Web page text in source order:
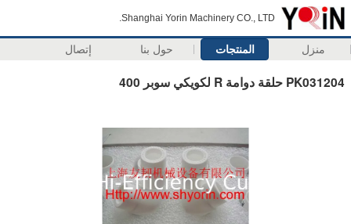
Shanghai Yorin Machinery CO., LTD.
منزل المنتجات حول بنا إتصال
PK031204 حلقة دوامة R لكويكي سوبر 400